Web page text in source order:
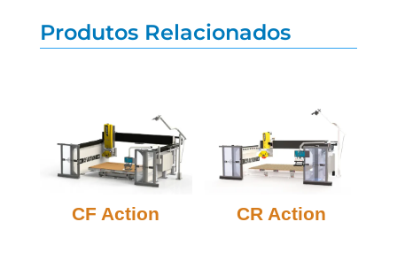
Produtos Relacionados
CF Action CR Action